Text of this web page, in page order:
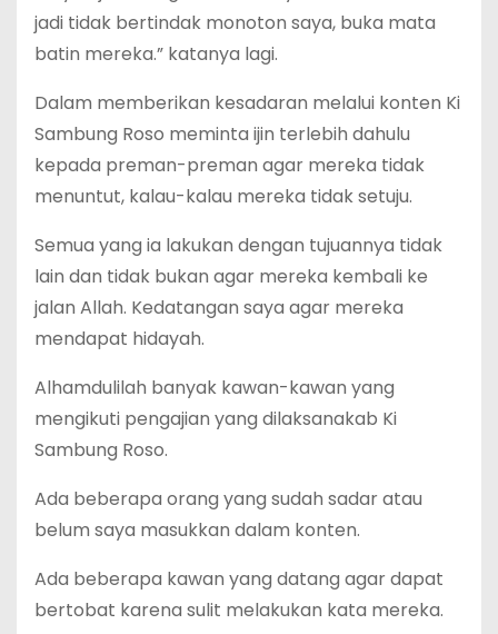
jadi tidak bertindak monoton saya, buka mata
batin mereka.” katanya lagi.
Dalam memberikan kesadaran melalui konten Ki
Sambung Roso meminta ijin terlebih dahulu
kepada preman-preman agar mereka tidak
menuntut, kalau-kalau mereka tidak setuju.
Semua yang ia lakukan dengan tujuannya tidak
lain dan tidak bukan agar mereka kembali ke
jalan Allah. Kedatangan saya agar mereka
mendapat hidayah.
Alhamdulilah banyak kawan-kawan yang
mengikuti pengajian yang dilaksanakab Ki
Sambung Roso.
Ada beberapa orang yang sudah sadar atau
belum saya masukkan dalam konten.
Ada beberapa kawan yang datang agar dapat
bertobat karena sulit melakukan kata mereka.